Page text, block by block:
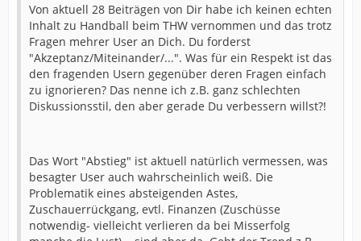
Von aktuell 28 Beiträgen von Dir habe ich keinen echten
Inhalt zu Handball beim THW vernommen und das trotz
Fragen mehrer User an Dich. Du forderst
"Akzeptanz/Miteinander/...". Was für ein Respekt ist das
den fragenden Usern gegenüber deren Fragen einfach
zu ignorieren? Das nenne ich z.B. ganz schlechten
Diskussionsstil, den aber gerade Du verbessern willst?!
Das Wort "Abstieg" ist aktuell natürlich vermessen, was
besagter User auch wahrscheinlich weiß. Die
Problematik eines absteigenden Astes,
Zuschauerrückgang, evtl. Finanzen (Zuschüsse
notwendig- vielleicht verlieren da bei Misserfolg